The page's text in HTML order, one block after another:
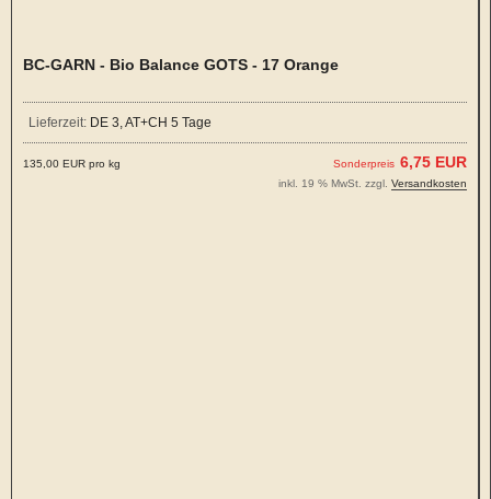
BC-GARN - Bio Balance GOTS - 17 Orange
Lieferzeit: DE 3, AT+CH 5 Tage
Sonderpreis 6,75 EUR
135,00 EUR pro kg
inkl. 19 % MwSt. zzgl. Versandkosten